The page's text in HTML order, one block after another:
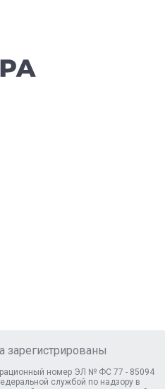
зарегистрированы
номер ЭЛ № ФС 77 - 85094
службой по надзору в